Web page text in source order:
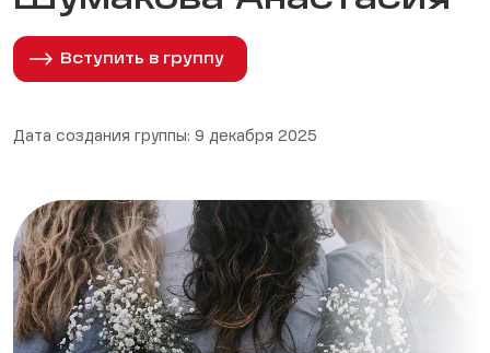
Вступить в группу
Дата создания группы: 9 декабря 2025